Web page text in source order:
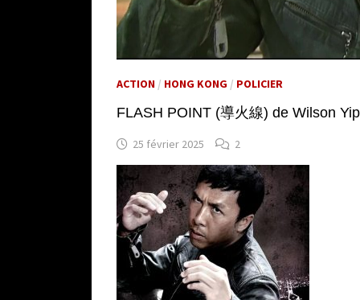
ACTION / HONG KONG / POLICIER
FLASH POINT (導火線) de Wilson
25 février 2025 2